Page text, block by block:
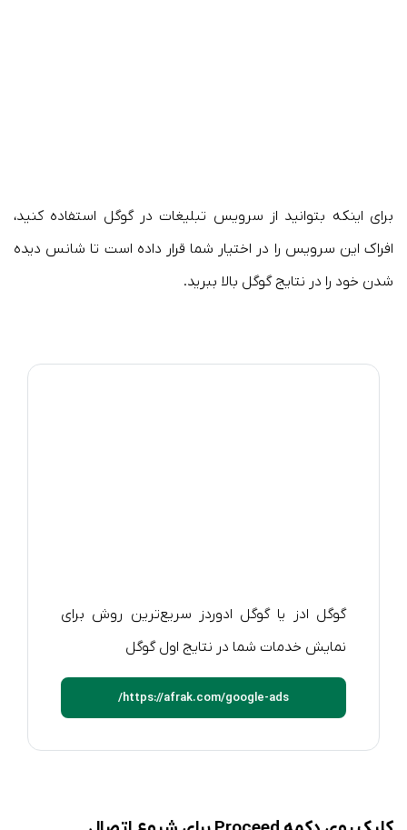
برای اینکه بتوانید از سرویس تبلیغات در گوگل استفاده کنید،
افراک این سرویس را در اختیار شما قرار داده است تا شانس دیده
شدن خود را در نتایج گوگل بالا ببرید.
گوگل ادز یا گوگل ادوردز سریع‌ترین روش برای
نمایش خدمات شما در نتایج اول گوگل
https://afrak.com/google-ads/